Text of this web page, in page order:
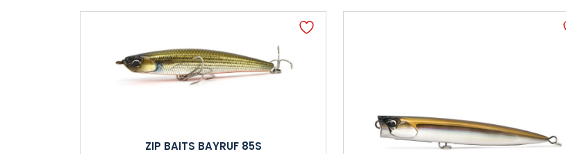
ZIP BAITS BAYRUF 85S